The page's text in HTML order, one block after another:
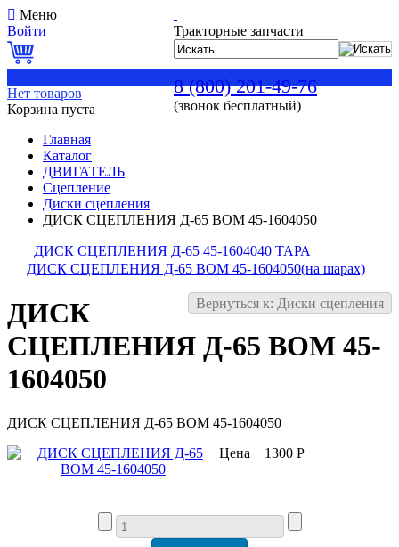
Тракторные запчасти
8 (800) 201-49-76
(звонок бесплатный)
Меню
Войти
Нет товаров
Корзина пуста
Главная
Каталог
ДВИГАТЕЛЬ
Сцепление
Диски сцепления
ДИСК СЦЕПЛЕНИЯ Д-65 ВОМ 45-1604050
ДИСК СЦЕПЛЕНИЯ Д-65 45-1604040 ТАРА
ДИСК СЦЕПЛЕНИЯ Д-65 ВОМ 45-1604050(на шарах)
Вернуться к: Диски сцепления
ДИСК
СЦЕПЛЕНИЯ Д-65 ВОМ 45-
1604050
ДИСК СЦЕПЛЕНИЯ Д-65 ВОМ 45-1604050
Цена
1300 Р